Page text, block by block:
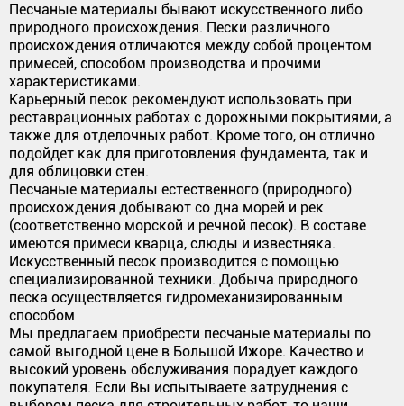
Песчаные материалы бывают искусственного либо
природного происхождения. Пески различного
происхождения отличаются между собой процентом
примесей, способом производства и прочими
характеристиками.
Карьерный песок рекомендуют использовать при
реставрационных работах с дорожными покрытиями, а
также для отделочных работ. Кроме того, он отлично
подойдет как для приготовления фундамента, так и
для облицовки стен.
Песчаные материалы естественного (природного)
происхождения добывают со дна морей и рек
(соответственно морской и речной песок). В составе
имеются примеси кварца, слюды и известняка.
Искусственный песок производится с помощью
специализированной техники. Добыча природного
песка осуществляется гидромеханизированным
способом
Мы предлагаем приобрести песчаные материалы по
самой выгодной цене в Большой Ижоре. Качество и
высокий уровень обслуживания порадует каждого
покупателя. Если Вы испытываете затруднения с